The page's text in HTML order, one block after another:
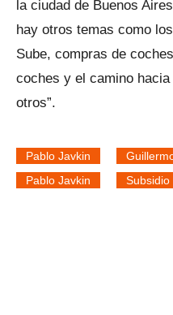
la ciudad de Buenos
hay otros temas como
Sube, compras de
coches y el camino
otros”.
Pablo Javkin
Pablo Javkin
Subsidio